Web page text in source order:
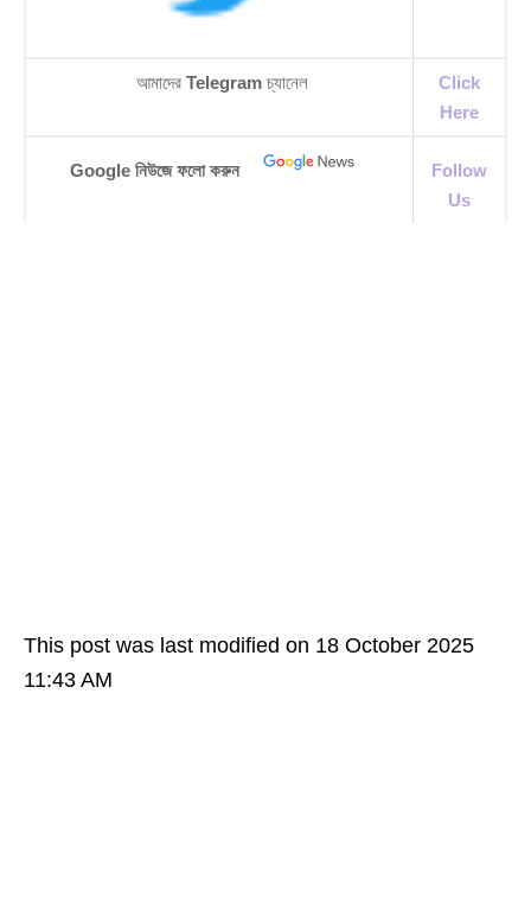
আমাদের Telegramচ্যানেল
Click
Here
Google নিউজে ফলো করুন
Follow
Us
This post was last modified on 18 October 2025
11:43 AM